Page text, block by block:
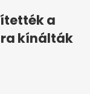
a
kínálták